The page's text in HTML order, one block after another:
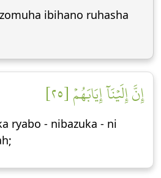
ibihano ruhasha
إِنَّ إِلَيۡنَآ إِيَابَهُمۡ [٢٥]
ryabo - nibazuka - ni